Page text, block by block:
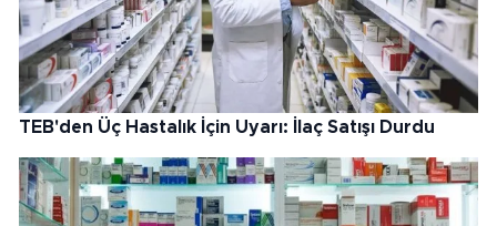
TEB'den Üç Hastalık İçin Uyarı: İlaç Satışı Durdu